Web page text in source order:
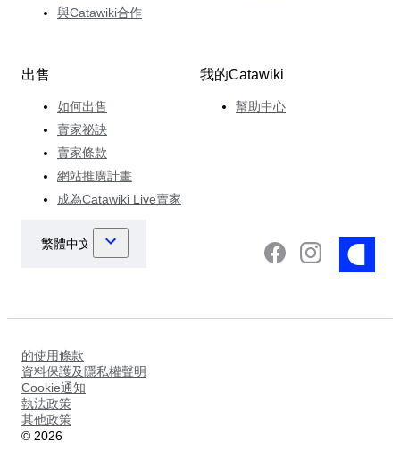
與Catawiki合作
出售
如何出售
賣家祕訣
賣家條款
網站推廣計畫
成為Catawiki Live賣家
我的Catawiki
幫助中心
的使用條款
資料保護及隱私權聲明
Cookie通知
執法政策
其他政策
© 2026